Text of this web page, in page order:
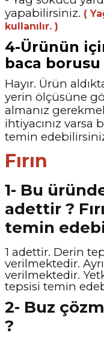
yapabilirsiniz. (
kullanılır. )
4-Ürünün
baca borusu
Hayır. Ürün
yerin ölçüsüne
almanız
ihtiyacınız
temin
Fırın
1- Bu
adettir ?
temin
1 adettir. Derin
verilmektedir.
verilmektedir.
tepsisi temin
2- Buz
?